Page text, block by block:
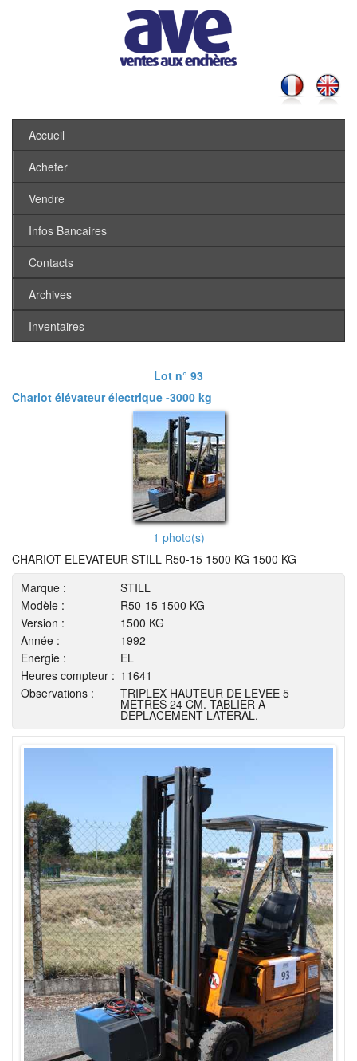
Accueil
Acheter
Vendre
Infos Bancaires
Contacts
Archives
Inventaires
Lot n° 93
Chariot élévateur électrique -3000 kg
1 photo(s)
CHARIOT ELEVATEUR STILL R50-15 1500 KG 1500 KG
Marque :
STILL
Modèle :
R50-15 1500 KG
Version :
1500 KG
Année :
1992
Energie :
EL
Heures compteur : 11641
Observations :
TRIPLEX HAUTEUR DE LEVEE 5
METRES 24 CM. TABLIER A
DEPLACEMENT LATERAL.